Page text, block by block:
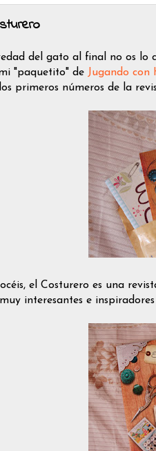
del gato al final no os lo
"paquetito" de Jugando con
primeros números de la
el Costurero es una
interesantes e